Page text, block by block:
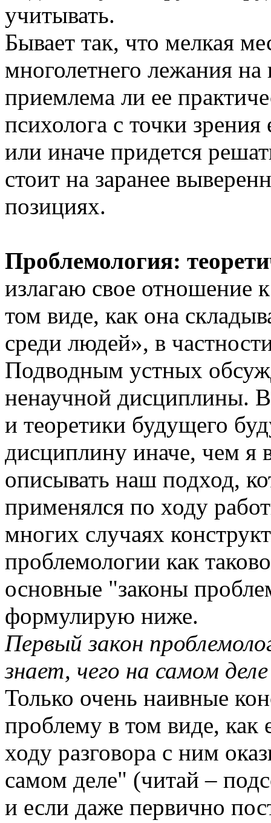
учитывать.
Бывает так, что мелкая
многолетнего лежания
приемлема ли ее
психолога с точки
или иначе придется
стоит на заранее
позициях.
Проблемология:
излагаю свое отношение
том виде, как она
среди людей», в
Подводным устных
ненаучной дисциплины.
и теоретики будущего
дисциплину иначе, чем я
описывать наш подход,
применялся по ходу
многих случаях
проблемологии как
основные "законы
формулирую ниже.
Первый закон
знает, чего на самом
Только очень наивные
проблему в том виде, как
ходу разговора с ним
самом деле" (читай –
и если даже первично